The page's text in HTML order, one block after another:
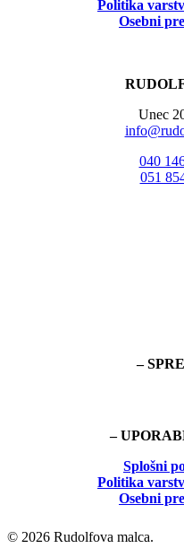
Politika
Osebni
Unec
040
051
–
–
Splošni
Politika
Osebni
© 2026 Rudolfova malca.